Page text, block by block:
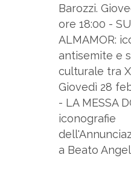
Barozzi.
ore 18:00 -
ALMAMOR:
antisemite e
culturale tra
Giovedì 28
- LA MESSA
iconografie
a Beato